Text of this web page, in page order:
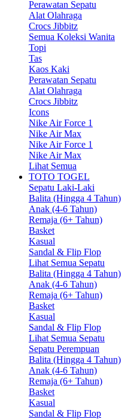
Perawatan Sepatu
Alat Olahraga
Crocs Jibbitz
Semua Koleksi Wanita
Topi
Tas
Kaos Kaki
Perawatan Sepatu
Alat Olahraga
Crocs Jibbitz
Icons
Nike Air Force 1
Nike Air Max
Nike Air Force 1
Nike Air Max
Lihat Semua
TOTO TOGEL
Sepatu Laki-Laki
Balita (Hingga 4 Tahun)
Anak (4-6 Tahun)
Remaja (6+ Tahun)
Basket
Kasual
Sandal & Flip Flop
Lihat Semua Sepatu
Balita (Hingga 4 Tahun)
Anak (4-6 Tahun)
Remaja (6+ Tahun)
Basket
Kasual
Sandal & Flip Flop
Lihat Semua Sepatu
Sepatu Perempuan
Balita (Hingga 4 Tahun)
Anak (4-6 Tahun)
Remaja (6+ Tahun)
Basket
Kasual
Sandal & Flip Flop